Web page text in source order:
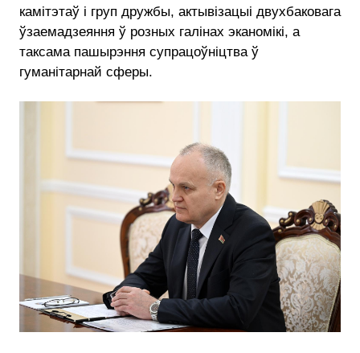
камітэтаў і груп дружбы, актывізацыі двухбаковага
ўзаемадзеяння ў розных галінах эканомікі, а
таксама пашырэння супрацоўніцтва ў
гуманітарнай сферы.